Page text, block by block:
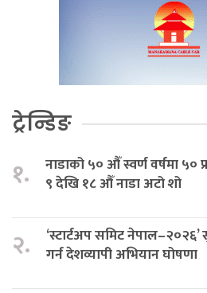
ट्रेन्डिङ
१.
नाडाको ५० औँ स्वर्ण वर्षमा ५०
९ देखि १८ औँ नाडा अटो शो
२.
‘स्टार्टअप समिट नेपाल–२०२६’
गर्न देशव्यापी अभियान घोषणा